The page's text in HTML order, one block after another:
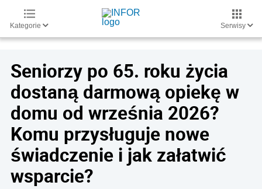
Kategorie Serwisy
Seniorzy po 65. roku życia
dostaną darmową opiekę w
domu od września 2026?
Komu przysługuje nowe
świadczenie i jak załatwić
wsparcie?